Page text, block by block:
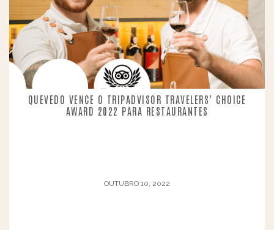
QUEVEDO VENCE O TRIPADVISOR TRAVELERS’ CHOICE
AWARD 2022 PARA RESTAURANTES
OUTUBRO 10, 2022